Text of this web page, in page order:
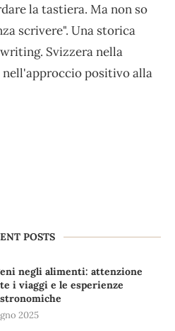
la tastiera. Ma non so
scrivere". Una storica
Svizzera nella
positivo alla
POSTS
negli alimenti: attenzione
i viaggi e le esperienze
2025